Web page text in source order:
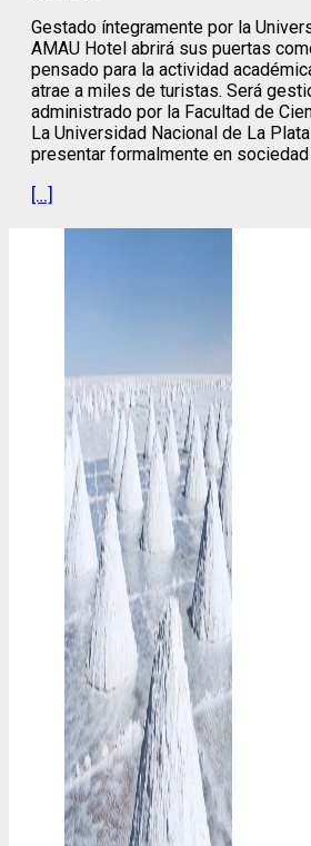
Gestado íntegramente por la
AMAU Hotel abrirá sus puertas
pensado para la actividad
atrae a miles de turistas. Será
administrado por la Facultad de
La Universidad Nacional de La
presentar formalmente en sociedad
[…]